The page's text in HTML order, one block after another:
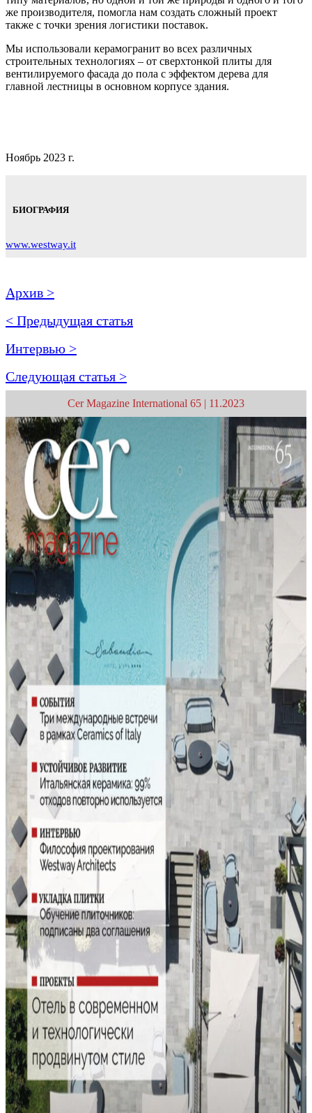
же производителя, помогла нам создать сложный проект
также с точки зрения логистики поставок.
Мы использовали керамогранит во всех различных
строительных технологиях – от сверхтонкой плиты для
вентилируемого фасада до пола с эффектом дерева для
главной лестницы в основном корпусе здания.
Ноябрь 2023 г.
БИОГРАФИЯ
www.westway.it
Архив >
< Предыдущая статья
Интервью >
Следующая статья >
Cer Magazine International 65 | 11.2023